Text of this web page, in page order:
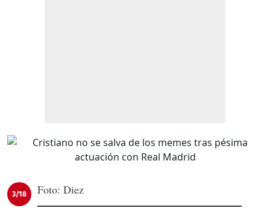
3/18 Foto: Diez